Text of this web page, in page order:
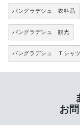
バングラデシュ 衣料品
バングラデシュ 観光
バングラデシュ Ｔシャツ
お